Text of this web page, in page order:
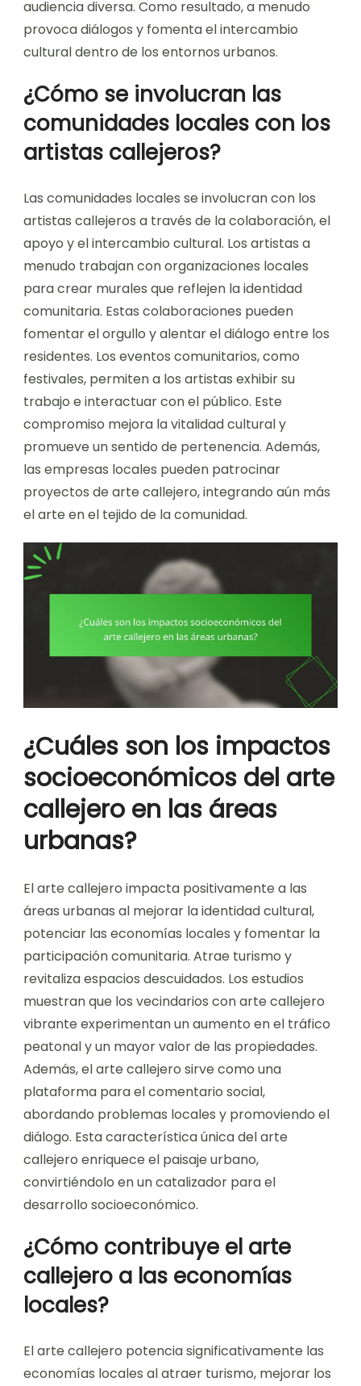
audiencia diversa. Como resultado, a menudo
provoca diálogos y fomenta el intercambio
cultural dentro de los entornos urbanos.
¿Cómo se involucran las
comunidades locales con los
artistas callejeros?
Las comunidades locales se involucran con los
artistas callejeros a través de la colaboración, el
apoyo y el intercambio cultural. Los artistas a
menudo trabajan con organizaciones locales
para crear murales que reflejen la identidad
comunitaria. Estas colaboraciones pueden
fomentar el orgullo y alentar el diálogo entre los
residentes. Los eventos comunitarios, como
festivales, permiten a los artistas exhibir su
trabajo e interactuar con el público. Este
compromiso mejora la vitalidad cultural y
promueve un sentido de pertenencia. Además,
las empresas locales pueden patrocinar
proyectos de arte callejero, integrando aún más
el arte en el tejido de la comunidad.
¿Cuáles son los impactos
socioeconómicos del arte
callejero en las áreas
urbanas?
El arte callejero impacta positivamente a las
áreas urbanas al mejorar la identidad cultural,
potenciar las economías locales y fomentar la
participación comunitaria. Atrae turismo y
revitaliza espacios descuidados. Los estudios
muestran que los vecindarios con arte callejero
vibrante experimentan un aumento en el tráfico
peatonal y un mayor valor de las propiedades.
Además, el arte callejero sirve como una
plataforma para el comentario social,
abordando problemas locales y promoviendo el
diálogo. Esta característica única del arte
callejero enriquece el paisaje urbano,
convirtiéndolo en un catalizador para el
desarrollo socioeconómico.
¿Cómo contribuye el arte
callejero a las economías
locales?
El arte callejero potencia significativamente las
economías locales al atraer turismo, mejorar los